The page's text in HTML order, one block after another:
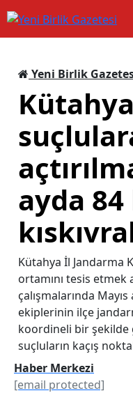
Yeni Birlik
ayda
Kütahya İl Jandarma
ortamını tesis
çalışmalarında
ekiplerinin ilçe
koordineli bir şekilde
suçluların kaçış
Haber Merkezi
[email protected]